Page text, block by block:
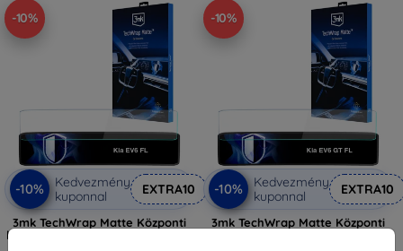
-10%
-10%
Kedvezmény
kuponnal
EXTRA10
3mk TechWrap Matte Központi
kijelző matt védőfólia Kia EV6 FL
-10%
-10%
Kedvezmény
kuponnal
EXTRA10
3mk TechWrap Matte Központi
kijelző matt védőfólia Kia EV6 GT